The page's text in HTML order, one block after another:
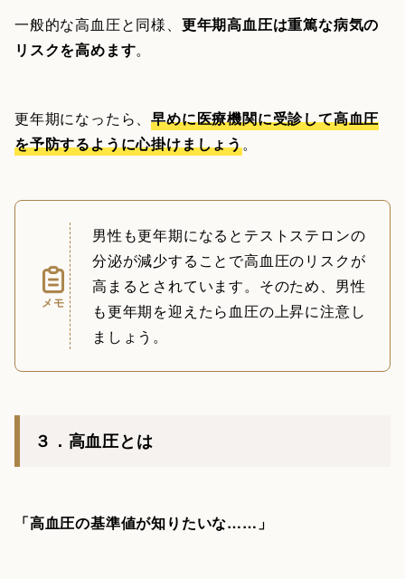
一般的な高血圧と同様、 更年期高血圧は重篤な病気の
リスクを高めます。
更年期になったら、早めに医療機関に受診して高血圧
を予防するように心掛けましょう。
メモ
男性も更年期になるとテストステロンの
分泌が減少することで高血圧のリスクが
高まるとされています。そのため、男性
も更年期を迎えたら血圧の上昇に注意し
ましょう。
３．高血圧とは
「高血圧の基準値が知りたいな……」